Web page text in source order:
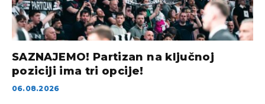
SAZNAJEMO! Partizan na ključnoj
poziciji ima tri opcije!
06.08.2026